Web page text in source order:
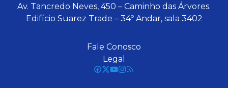
Av. Tancredo Neves, 450 – Caminho das Árvores.
Edifício Suarez Trade – 34º Andar, sala 3402
Fale Conosco
Legal